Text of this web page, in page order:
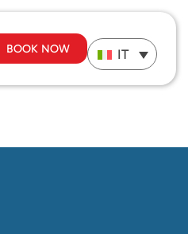
BOOK NOW IT